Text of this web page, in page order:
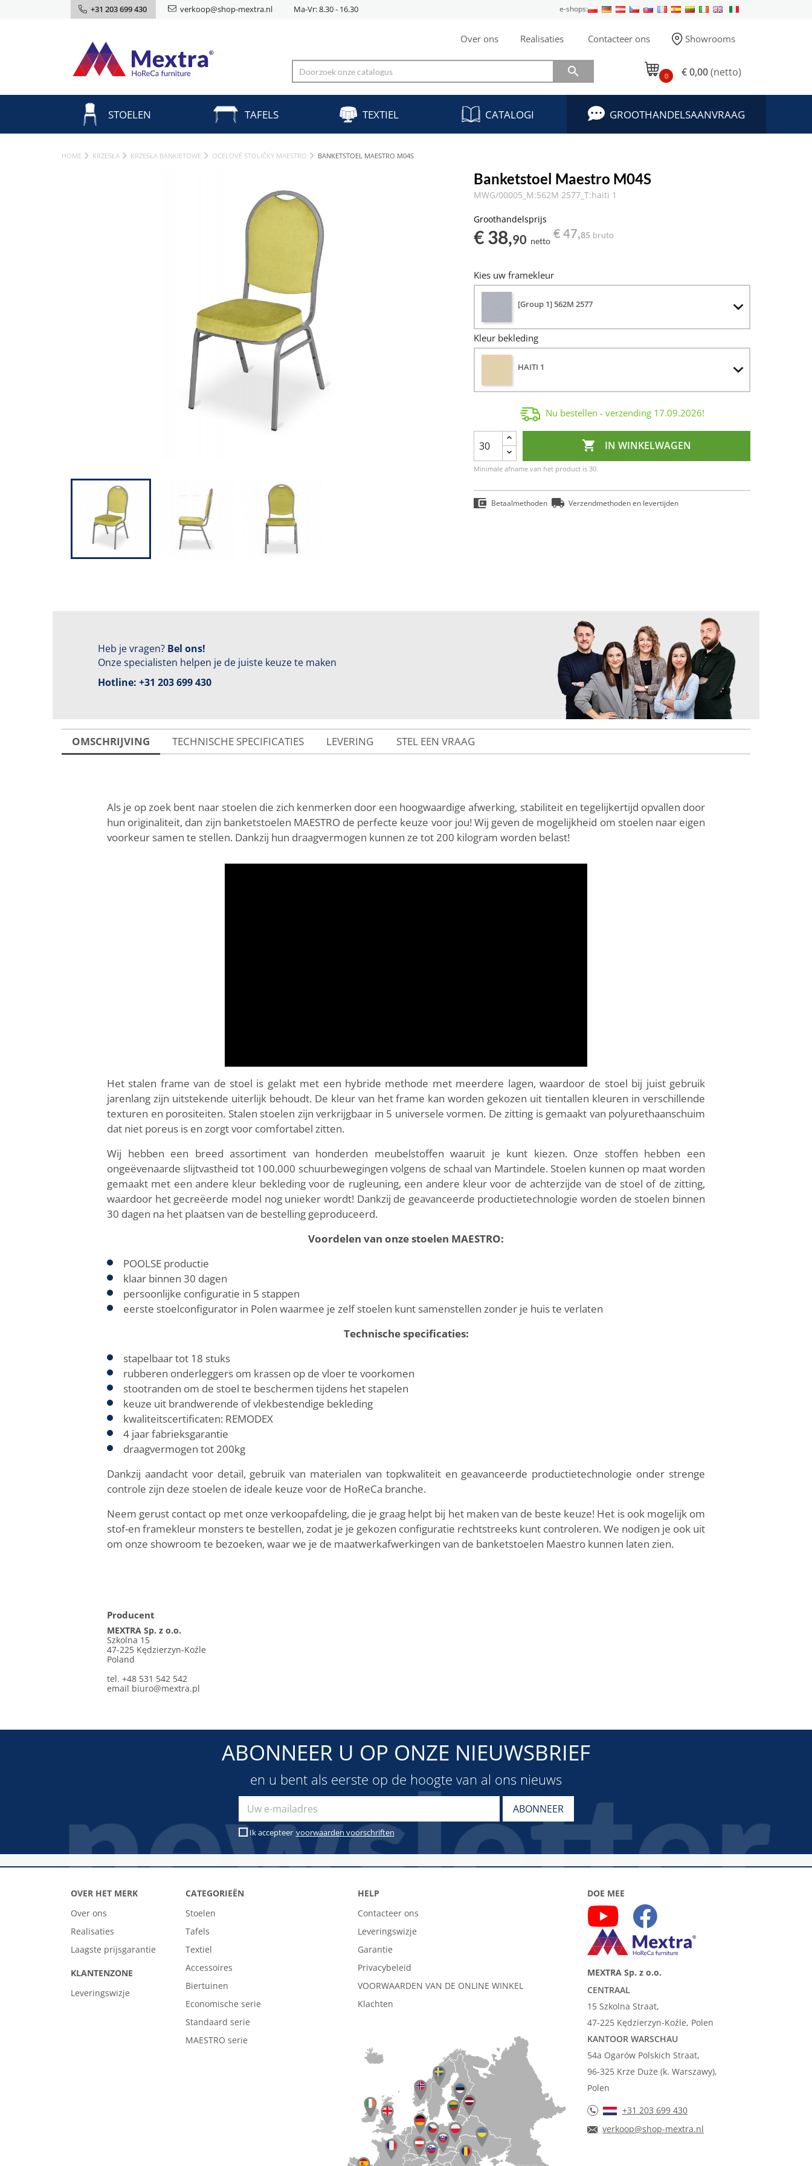
+31 203 699 430 verkoop@shop-mextra.nl Ma-Vr: 8.30 - 16.30 e-shops:
Over ons Realisaties Contacteer ons Showrooms
 0 € 0,00(netto)
STOELEN TAFELS TEXTIEL CATALOGI GROOTHANDELSAANVRAAG
HOME KRZESŁA KRZESŁA BANKIETOWE OCEĽOVÉ STOLIČKY MAESTRO BANKETSTOEL MAESTRO M04S
Banketstoel Maestro M04S
MWG/00005_M:562M 2577_T:haiti 1
Groothandelsprijs
€ 38,90 netto
€ 47,85 bruto
Kies uw framekleur
[Group 1] 562M 2577
Kleur bekleding
HAITI 1
Nu bestellen - verzending 17.09.2026!
 IN WINKELWAGEN
Minimale afname van het product is 30.
Betaalmethoden Verzendmethoden en levertijden
Heb je vragen? Bel ons!
Onze specialisten helpen je de juiste keuze te maken
Hotline: +31 203 699 430
OMSCHRIJVING TECHNISCHE SPECIFICATIES LEVERING STEL EEN VRAAG
Als je op zoek bent naar stoelen die zich kenmerken door een hoogwaardige afwerking, stabiliteit en tegelijkertijd opvallen door
hun originaliteit, dan zijn banketstoelen MAESTRO de perfecte keuze voor jou! Wij geven de mogelijkheid om stoelen naar eigen
voorkeur samen te stellen. Dankzij hun draagvermogen kunnen ze tot 200 kilogram worden belast!
Het stalen frame van de stoel is gelakt met een hybride methode met meerdere lagen, waardoor de stoel bij juist gebruik
jarenlang zijn uitstekende uiterlijk behoudt. De kleur van het frame kan worden gekozen uit tientallen kleuren in verschillende
texturen en porositeiten. Stalen stoelen zijn verkrijgbaar in 5 universele vormen. De zitting is gemaakt van polyurethaanschuim
dat niet poreus is en zorgt voor comfortabel zitten.
Wij hebben een breed assortiment van honderden meubelstoffen waaruit je kunt kiezen. Onze stoffen hebben een
ongeëvenaarde slijtvastheid tot 100.000 schuurbewegingen volgens de schaal van Martindele. Stoelen kunnen op maat worden
gemaakt met een andere kleur bekleding voor de rugleuning, een andere kleur voor de achterzijde van de stoel of de zitting,
waardoor het gecreëerde model nog unieker wordt! Dankzij de geavanceerde productietechnologie worden de stoelen binnen
30 dagen na het plaatsen van de bestelling geproduceerd.
Voordelen van onze stoelen MAESTRO:
POOLSE productie
klaar binnen 30 dagen
persoonlijke configuratie in 5 stappen
eerste stoelconfigurator in Polen waarmee je zelf stoelen kunt samenstellen zonder je huis te verlaten
Technische specificaties:
stapelbaar tot 18 stuks
rubberen onderleggers om krassen op de vloer te voorkomen
stootranden om de stoel te beschermen tijdens het stapelen
keuze uit brandwerende of vlekbestendige bekleding
kwaliteitscertificaten: REMODEX
4 jaar fabrieksgarantie
draagvermogen tot 200kg
Dankzij aandacht voor detail, gebruik van materialen van topkwaliteit en geavanceerde productietechnologie onder strenge
controle zijn deze stoelen de ideale keuze voor de HoReCa branche.
Neem gerust contact op met onze verkoopafdeling, die je graag helpt bij het maken van de beste keuze! Het is ook mogelijk om
stof-en framekleur monsters te bestellen, zodat je je gekozen configuratie rechtstreeks kunt controleren. We nodigen je ook uit
om onze showroom te bezoeken, waar we je de maatwerkafwerkingen van de banketstoelen Maestro kunnen laten zien.
Producent
MEXTRA Sp. z o.o.
Szkolna 15
47-225 Kędzierzyn-Koźle
Poland
tel. +48 531 542 542
email biuro@mextra.pl
ABONNEER U OP ONZE NIEUWSBRIEF
en u bent als eerste op de hoogte van al ons nieuws
Ik accepteer voorwaarden voorschriften
OVER HET MERK
Over ons
Realisaties
Laagste prijsgarantie
KLANTENZONE
Leveringswizje
CATEGORIEËN
Stoelen
Tafels
Textiel
Accessoires
Biertuinen
Economische serie
Standaard serie
MAESTRO serie
HELP
Contacteer ons
Leveringswizje
Garantie
Privacybeleid
VOORWAARDEN VAN DE ONLINE WINKEL
Klachten
DOE MEE
MEXTRA Sp. z o.o.
CENTRAAL
15 Szkolna Straat,
47-225 Kędzierzyn-Koźle, Polen
KANTOOR WARSCHAU
54a Ogarów Polskich Straat,
96-325 Krze Duże (k. Warszawy),
Polen
+31 203 699 430
verkoop@shop-mextra.nl